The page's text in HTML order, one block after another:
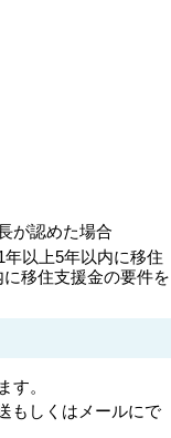
が認めた場合
以上5年以内に移住
移住支援金の要件を
す。
もしくはメールにで